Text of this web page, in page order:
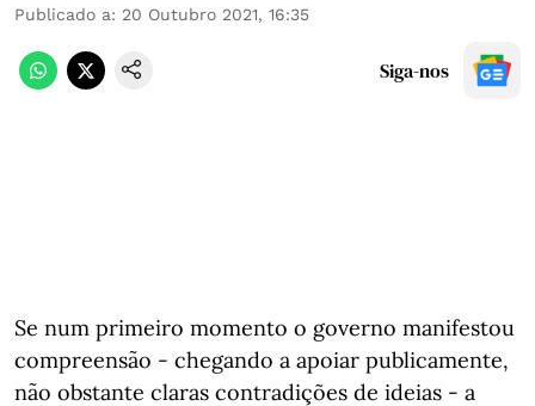
Publicado a: 20 Outubro 2021, 16:35
Siga-nos
Se num primeiro momento o governo manifestou
compreensão - chegando a apoiar publicamente,
não obstante claras contradições de ideias - a